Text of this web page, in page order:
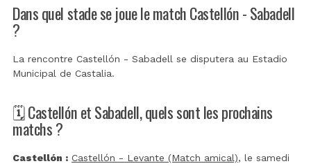
Dans quel stade se joue le match Castellón - Sabadell
?
La rencontre Castellón - Sabadell se disputera au Estadio
Municipal de Castalia.
🗓️ Castellón et Sabadell, quels sont les prochains
matchs ?
Castellón : Castellón - Levante (Match amical), le samedi